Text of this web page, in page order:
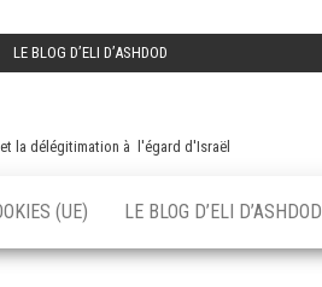
LE BLOG D’ELI D’ASHDOD
la délégitimation à l'égard d'Israël
(UE) LE BLOG D’ELI D’ASHDOD